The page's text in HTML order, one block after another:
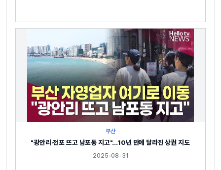
부산
"광안리·전포 뜨고 남포동 지고"…10년 만에 달라진 상권 지도
2025-08-31